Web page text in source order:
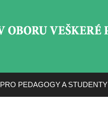
PRO PEDAGOGY A STUDENTY